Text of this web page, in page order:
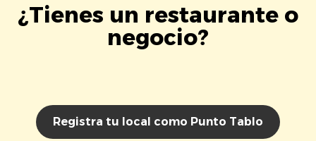
¿Tienes un restaurante o
negocio?
Registra tu local como Punto Tablo